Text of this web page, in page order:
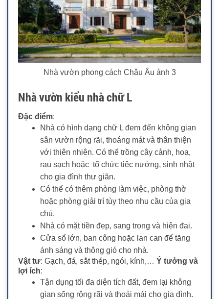
Nhà vườn phong cách Châu Âu ảnh 3
Nhà vườn kiểu nhà chữ L
Đặc điểm:
Nhà có hình dạng chữ L đem đến không gian
sân vườn rộng rãi, thoáng mát và thân thiện
với thiên nhiên. Có thể trồng cây cảnh, hoa,
rau sạch hoặc tổ chức tiệc nướng, sinh nhật
cho gia đình thư giãn.
Có thể có thêm phòng làm việc, phòng thờ
hoặc phòng giải trí tùy theo nhu cầu của gia
chủ.
Nhà có mặt tiền đẹp, sang trọng và hiện đại.
Cửa sổ lớn, ban công hoặc lan can để tăng
ánh sáng và thông gió cho nhà.
Vật tư: Gạch, đá, sắt thép, ngói, kính,… Ý tưởng và
lợi ích:
Tận dụng tối đa diện tích đất, đem lại không
gian sống rộng rãi và thoải mái cho gia đình.